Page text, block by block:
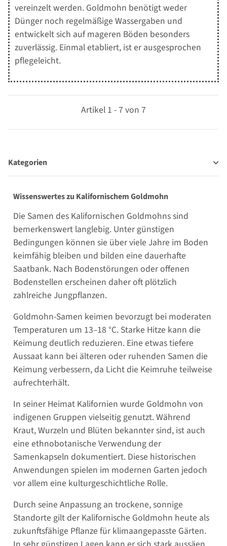
vereinzelt werden. Goldmohn benötigt weder
Dünger noch regelmäßige Wassergaben und
entwickelt sich auf mageren Böden besonders
zuverlässig. Einmal etabliert, ist er ausgesprochen
pflegeleicht.
Artikel 1 - 7 von 7
Kategorien
Wissenswertes zu Kalifornischem Goldmohn
Die Samen des Kalifornischen Goldmohns sind
bemerkenswert langlebig. Unter günstigen
Bedingungen können sie über viele Jahre im Boden
keimfähig bleiben und bilden eine dauerhafte
Saatbank. Nach Bodenstörungen oder offenen
Bodenstellen erscheinen daher oft plötzlich
zahlreiche Jungpflanzen.
Goldmohn-Samen keimen bevorzugt bei moderaten
Temperaturen um 13–18 °C. Starke Hitze kann die
Keimung deutlich reduzieren. Eine etwas tiefere
Aussaat kann bei älteren oder ruhenden Samen die
Keimung verbessern, da Licht die Keimruhe teilweise
aufrechterhält.
In seiner Heimat Kalifornien wurde Goldmohn von
indigenen Gruppen vielseitig genutzt. Während
Kraut, Wurzeln und Blüten bekannter sind, ist auch
eine ethnobotanische Verwendung der
Samenkapseln dokumentiert. Diese historischen
Anwendungen spielen im modernen Garten jedoch
vor allem eine kulturgeschichtliche Rolle.
Durch seine Anpassung an trockene, sonnige
Standorte gilt der Kalifornische Goldmohn heute als
zukunftsfähige Pflanze für klimaangepasste Gärten.